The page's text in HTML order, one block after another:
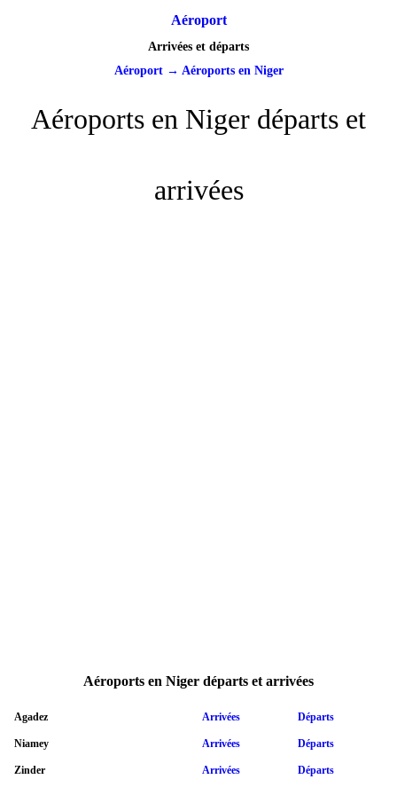
Aéroport
Arrivées et départs
Aéroport→ Aéroports en Niger
Aéroports en Niger départs et
arrivées
Aéroports en Niger départs et arrivées
Agadez Arrivées Départs
Niamey Arrivées Départs
Zinder Arrivées Départs